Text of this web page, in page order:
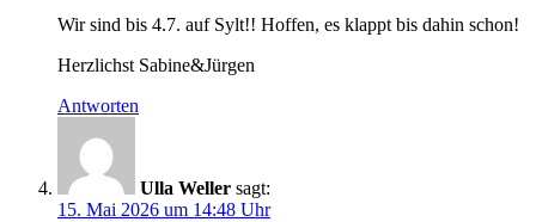
Wir sind bis 4.7. auf Sylt!! Hoffen, es klappt bis dahin schon!
Herzlichst Sabine&Jürgen
Antworten
Ulla Weller sagt:
15. Mai 2026 um 14:48 Uhr